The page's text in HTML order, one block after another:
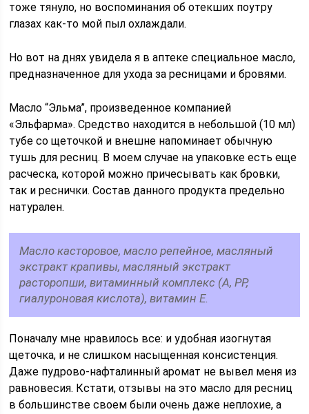
тоже тянуло, но воспоминания об отекших поутру
глазах как-то мой пыл охлаждали.
Но вот на днях увидела я в аптеке специальное масло,
предназначенное для ухода за ресницами и бровями.
Масло “Эльма”, произведенное компанией
«Эльфарма». Средство находится в небольшой (10 мл)
тубе со щеточкой и внешне напоминает обычную
тушь для ресниц. В моем случае на упаковке есть еще
расческа, которой можно причесывать как бровки,
так и реснички. Состав данного продукта предельно
натурален.
Масло касторовое, масло репейное, масляный
экстракт крапивы, масляный экстракт
расторопши, витаминный комплекс (А, РР,
гиалуроновая кислота), витамин Е.
Поначалу мне нравилось все: и удобная изогнутая
щеточка, и не слишком насыщенная консистенция.
Даже пудрово-нафталинный аромат не вывел меня из
равновесия. Кстати, отзывы на это масло для ресниц
в большинстве своем были очень даже неплохие, а